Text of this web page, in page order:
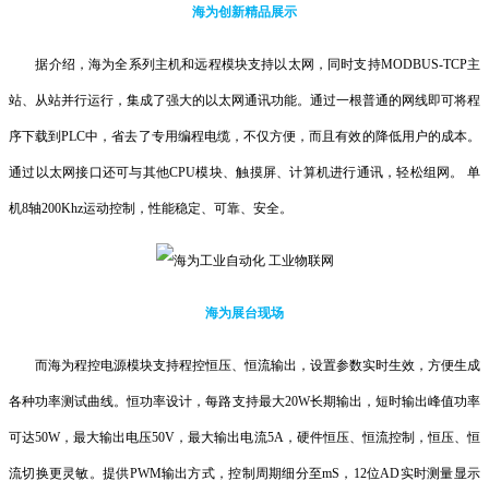
海为创新精品展示
据介绍，海为全系列主机和远程模块支持以太网，同时支持MODBUS-TCP主
站、从站并行运行，集成了强大的以太网通讯功能。通过一根普通的网线即可将程
序下载到PLC中，省去了专用编程电缆，不仅方便，而且有效的降低用户的成本。
通过以太网接口还可与其他CPU模块、触摸屏、计算机进行通讯，轻松组网。 单
机8轴200Khz运动控制，性能稳定、可靠、安全。
海为展台现场
而海为程控电源模块支持程控恒压、恒流输出，设置参数实时生效，方便生成
各种功率测试曲线。恒功率设计，每路支持最大20W长期输出，短时输出峰值功率
可达50W，最大输出电压50V，最大输出电流5A，硬件恒压、恒流控制，恒压、恒
流切换更灵敏。提供PWM输出方式，控制周期细分至mS，12位AD实时测量显示